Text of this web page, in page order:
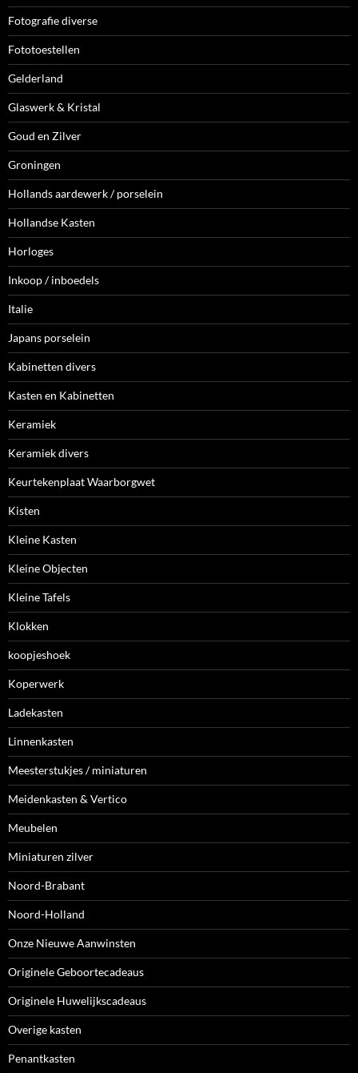
Fotografie diverse
Fototoestellen
Gelderland
Glaswerk & Kristal
Goud en Zilver
Groningen
Hollands aardewerk / porselein
Hollandse Kasten
Horloges
Inkoop / inboedels
Italie
Japans porselein
Kabinetten divers
Kasten en Kabinetten
Keramiek
Keramiek divers
Keurtekenplaat Waarborgwet
Kisten
Kleine Kasten
Kleine Objecten
Kleine Tafels
Klokken
koopjeshoek
Koperwerk
Ladekasten
Linnenkasten
Meesterstukjes / miniaturen
Meidenkasten & Vertico
Meubelen
Miniaturen zilver
Noord-Brabant
Noord-Holland
Onze Nieuwe Aanwinsten
Originele Geboortecadeaus
Originele Huwelijkscadeaus
Overige kasten
Penantkasten